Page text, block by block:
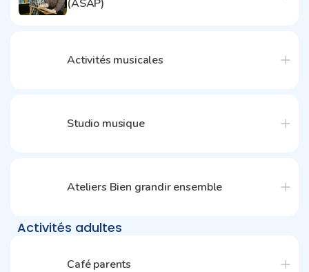
(ASAP)
Activités musicales
Studio musique
Ateliers Bien grandir ensemble
Activités adultes
Café parents